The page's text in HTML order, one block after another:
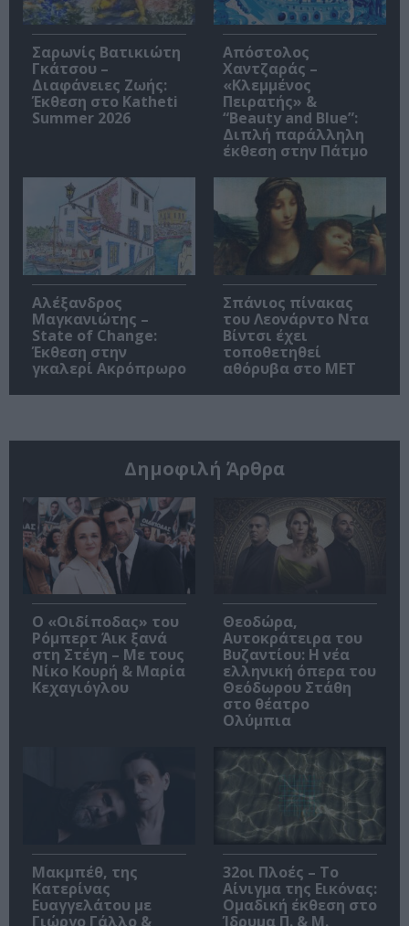
Σαρωνίς Βατικιώτη
Γκάτσου –
Διαφάνειες Ζωής:
Έκθεση στο Katheti
Summer 2026
Απόστολος
Χαντζαράς –
«Κλεμμένος
Πειρατής» &
“Beauty and Blue”:
Διπλή παράλληλη
έκθεση στην Πάτμο
Αλέξανδρος
Μαγκανιώτης –
State of Change:
Έκθεση στην
γκαλερί Ακρόπρωρο
Σπάνιος πίνακας
του Λεονάρντο Ντα
Βίντσι έχει
τοποθετηθεί
αθόρυβα στο MET
Δημοφιλή Άρθρα
O «Οιδίποδας» του
Ρόμπερτ Άικ ξανά
στη Στέγη – Με τους
Νίκο Κουρή & Μαρία
Κεχαγιόγλου
Θεοδώρα,
Αυτοκράτειρα του
Βυζαντίου: Η νέα
ελληνική όπερα του
Θεόδωρου Στάθη
στο θέατρο
Ολύμπια
Μακμπέθ, της
Κατερίνας
Ευαγγελάτου με
Γιώργο Γάλλο &
32οι Πλοές – Το
Αίνιγμα της Εικόνας:
Ομαδική έκθεση στο
Ίδρυμα Π. & Μ.